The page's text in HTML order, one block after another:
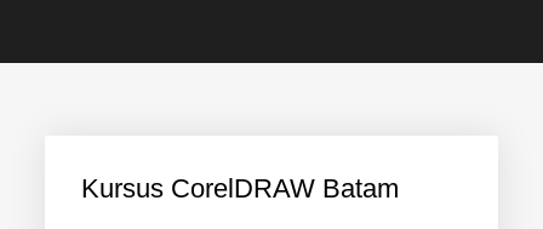
Kursus CorelDRAW Batam